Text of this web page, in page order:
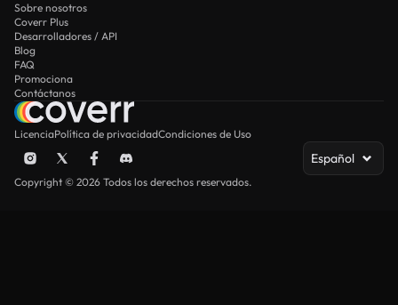
Sobre nosotros
Coverr Plus
Desarrolladores / API
Blog
FAQ
Promociona
Contáctanos
LicenciaPolítica de privacidadCondiciones de Uso
Español
Copyright © 2026 Todos los derechos reservados.